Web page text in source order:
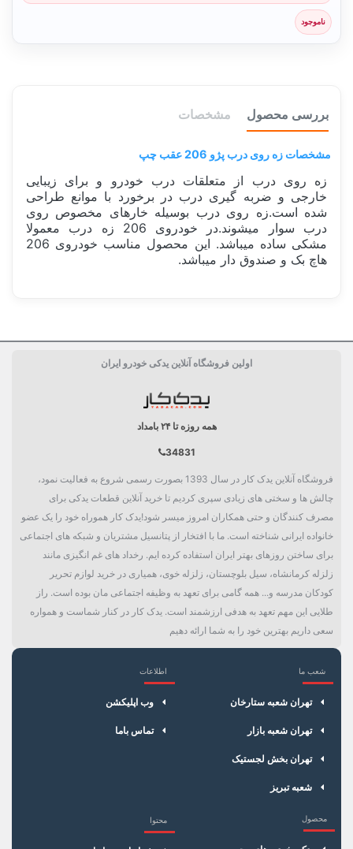
ناموجود
بررسی محصول مشخصات
مشخصات زه روی درب پژو 206 عقب چپ
زه روی درب از متعلقات درب خودرو و برای زیبایی
خارجی و ضربه گیری درب در برخورد با موانع طراحی
شده است.زه روی درب بوسیله خارهای مخصوص روی
درب سوار میشوند.در خودروی 206 زه درب معمولا
مشکی ساده میباشد. این محصول مناسب خودروی 206
هاچ بک و صندوق دار میباشد.
بدنه
اولین فروشگاه آنلاین یدکی خودرو ایران
همه روزه تا ۲۴ بامداد
34831
فروشگاه آنلاین یدک کار در سال 1393 بصورت رسمی شروع به فعالیت نمود،
چالش ها و سختی های زیادی سپری کردیم تا خرید آنلاین قطعات یدکی برای
مصرف کنندگان و حتی همکاران امروز میسر شود!یدک کار هموراه خود را یک عضو
خانواده ایرانی شناخته است. ما با افتخار از پتانسیل مشتریان و شبکه های اجتماعی
برای ساختن روزهای بهتر ایران استفاده کرده ایم. رخداد های غم انگیزی مانند
زلزله کرمانشاه، سیل بلوچستان، زلزله خوی، همیاری در خرید لوازم تحریر
کودکان مدرسه و... همه گامی برای تعهد به وظیفه اجتماعی مان بوده است. راز
طلایی این مهم تعهد به هدفی ارزشمند است. یدک کار در کنار شماست و همواره
سعی داریم بهترین خود را به شما ارائه دهیم
شعب ما
تهران شعبه ستارخان
تهران شعبه بازار
تهران بخش لجستیک
شعبه تبریز
اطلاعات
وب اپلیکشن
تماس باما
محصول محتوا
×